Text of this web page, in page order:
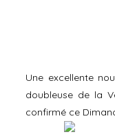
Une excellente
doubleuse de la
confirmé ce